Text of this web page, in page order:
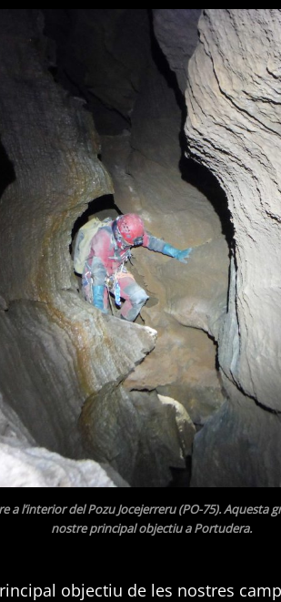
a l’interior del Pozu Jocejerreru (PO-75). Aquesta
nostre principal objectiu a Portudera.
objectiu de les nostres